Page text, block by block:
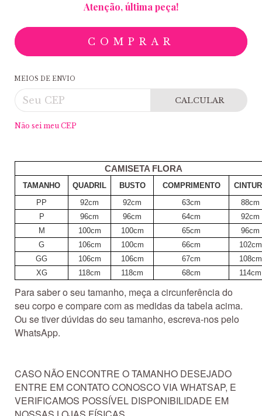
Atenção, última peça!
MEIOS DE ENVIO
CALCULAR
Não sei meu CEP
CAMISETA FLORA
TAMANHO QUADRIL BUSTO COMPRIMENTO
PP
92cm 92cm 63cm
88cm
P
96cm 96cm 64cm
92cm
M
100cm 100cm 65cm
96cm
G
106cm 100cm 66cm
102cm
GG
106cm 106cm 67cm
108cm
XG
118cm 118cm 68cm 114cm
Para saber o seu tamanho, meça a circunferência do
seu corpo e compare com as medidas da tabela acima.
Ou se tiver dúvidas do seu tamanho, escreva-nos pelo
WhatsApp.
CASO NÃO ENCONTRE O TAMANHO DESEJADO
ENTRE EM CONTATO CONOSCO VIA WHATSAP, E
VERIFICAMOS POSSÍVEL DISPONIBILIDADE EM